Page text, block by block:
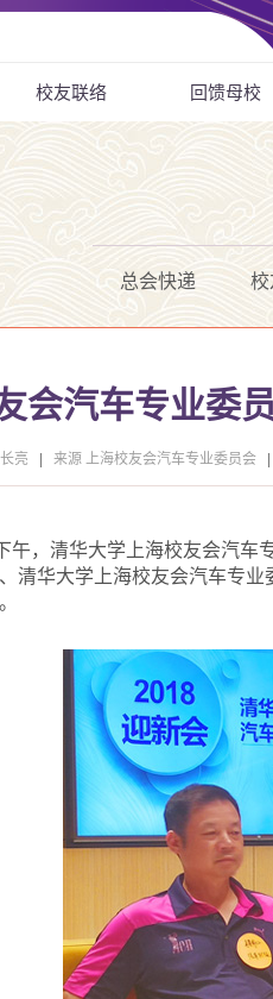
校友联络 回馈母校
总会快递 校
会汽车专业委
亮 来源 上海校友会汽车专业委员会
午，清华大学上海校友会汽车
清华大学上海校友会汽车专业